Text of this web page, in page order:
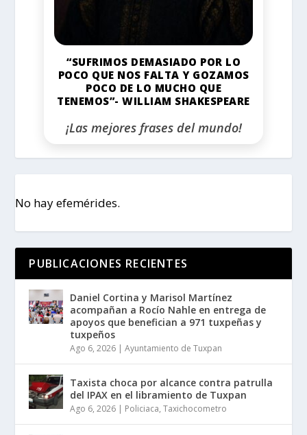
“SUFRIMOS DEMASIADO POR LO
POCO QUE NOS FALTA Y GOZAMOS
POCO DE LO MUCHO QUE
TENEMOS”- WILLIAM SHAKESPEARE
¡Las mejores frases del mundo!
No hay efemérides.
PUBLICACIONES RECIENTES
Daniel Cortina y Marisol Martínez
acompañan a Rocío Nahle en entrega de
apoyos que benefician a 971 tuxpeñas y
tuxpeños
Ago 6, 2026 |Ayuntamiento de Tuxpan
Taxista choca por alcance contra patrulla
del IPAX en el libramiento de Tuxpan
Ago 6, 2026 | Policiaca,Taxichocometro